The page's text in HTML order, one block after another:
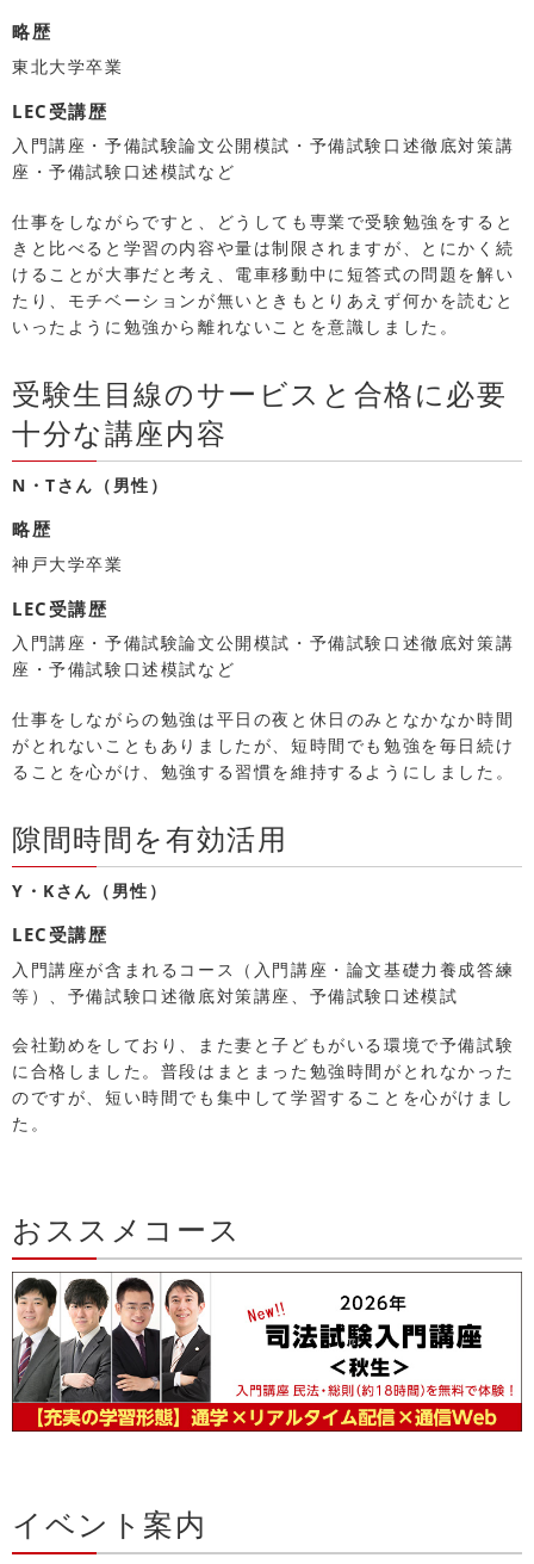
略歴
東北大学卒業
LEC受講歴
入門講座・予備試験論文公開模試・予備試験口述徹底対策講
座・予備試験口述模試など
仕事をしながらですと、どうしても専業で受験勉強をすると
きと比べると学習の内容や量は制限されますが、とにかく続
けることが大事だと考え、電車移動中に短答式の問題を解い
たり、モチベーションが無いときもとりあえず何かを読むと
いったように勉強から離れないことを意識しました。
受験生目線のサービスと合格に必要
十分な講座内容
N・Tさん（男性）
略歴
神戸大学卒業
LEC受講歴
入門講座・予備試験論文公開模試・予備試験口述徹底対策講
座・予備試験口述模試など
仕事をしながらの勉強は平日の夜と休日のみとなかなか時間
がとれないこともありましたが、短時間でも勉強を毎日続け
ることを心がけ、勉強する習慣を維持するようにしました。
隙間時間を有効活用
Y・Kさん（男性）
LEC受講歴
入門講座が含まれるコース（入門講座・論文基礎力養成答練
等）、予備試験口述徹底対策講座、予備試験口述模試
会社勤めをしており、また妻と子どもがいる環境で予備試験
に合格しました。普段はまとまった勉強時間がとれなかった
のですが、短い時間でも集中して学習することを心がけまし
た。
おススメコース
イベント案内